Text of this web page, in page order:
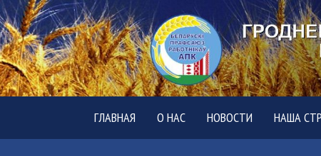
ГЛАВНАЯ О НАС НОВОСТИ НАША